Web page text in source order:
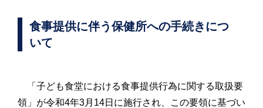
食事提供に伴う保健所への手続きにつ
いて
「子ども食堂における食事提供行為に関する取扱要
領」が令和4年3月14日に施行され、この要領に基づい